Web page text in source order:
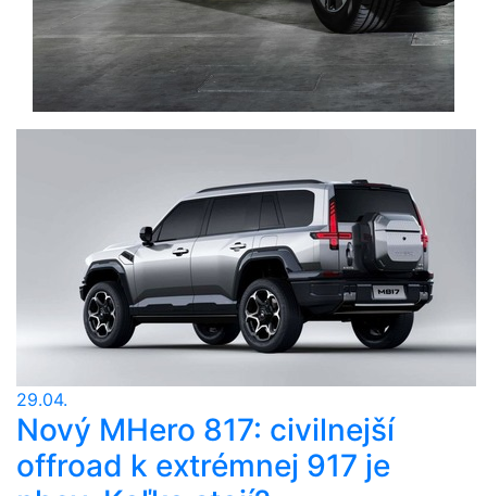
29.04.
Nový MHero 817: civilnejší
offroad k extrémnej 917 je